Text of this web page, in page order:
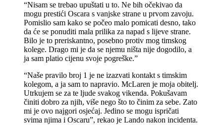
“Nisam se trebao upuštati u to. Ne bih očekivao da
mogu prestići Oscara s vanjske strane u prvom zavoju.
Pomislio sam kako se počeo malo pomicati desno, tako
da će se ponuditi mala prilika za napad s lijeve strane.
Bilo je to preriskantno, posebno protiv mog timskog
kolege. Drago mi je da se njemu ništa nije dogodilo, a
ja sam platio cijenu svoje pogreške.”
“Naše pravilo broj 1 je ne izazvati kontakt s timskim
kolegom, a ja sam to napravio. McLaren je moja obitelj.
Utrkujem se za te ljude svakog vikenda. Pokušavam
činiti dobro za njih, više nego što to činim za sebe. Zato
mi je ovo najgori osjećaj. Jedino se mogu ispričati
svima njima i Oscaru”, rekao je Lando nakon incidenta.